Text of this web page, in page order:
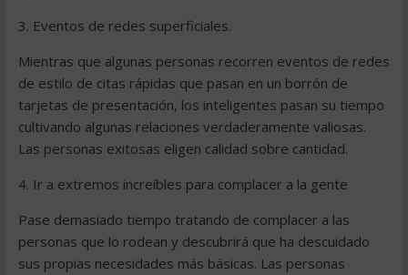
3. Eventos de redes superficiales.
Mientras que algunas personas recorren eventos de redes
de estilo de citas rápidas que pasan en un borrón de
tarjetas de presentación, los inteligentes pasan su tiempo
cultivando algunas relaciones verdaderamente valiosas.
Las personas exitosas eligen calidad sobre cantidad.
4. Ir a extremos increíbles para complacer a la gente
Pase demasiado tiempo tratando de complacer a las
personas que lo rodean y descubrirá que ha descuidado
sus propias necesidades más básicas. Las personas